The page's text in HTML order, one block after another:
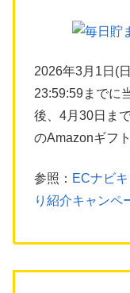
2026年3月1日(
23:59:59までに
後、4月30日ま
のAmazonギフ
参照： ECナビ
り紹介キャンペ